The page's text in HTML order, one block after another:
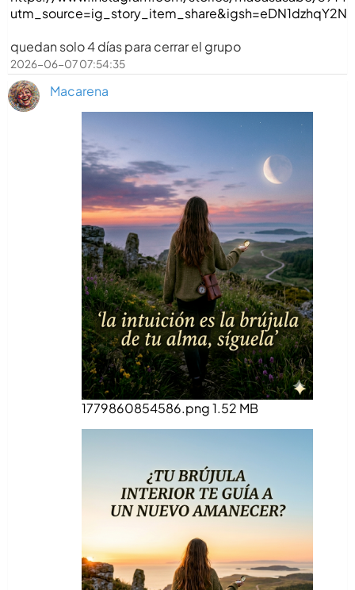
quedan solo 4 días para cerrar el grupo
2026-06-07 07:54:35
Macarena
1779860854586.png1.52 MB